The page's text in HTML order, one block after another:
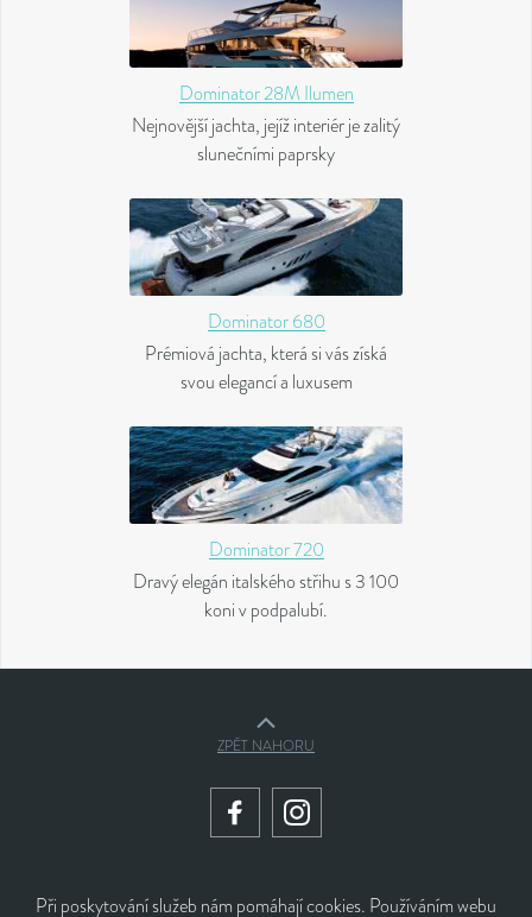
Dominator 28M Ilumen
Nejnovější jachta, jejíž interiér je zalitý
slunečními paprsky
Dominator 680
Prémiová jachta, která si vás získá
svou elegancí a luxusem
Dominator 720
Dravý elegán italského střihu s 3 100
koni v podpalubí.
ZPĚT NAHORU
Při poskytování služeb nám pomáhají cookies. Používáním webu